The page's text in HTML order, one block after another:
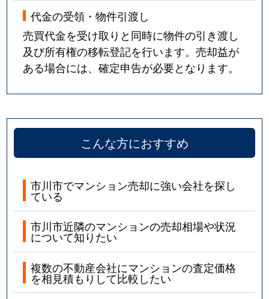
福栄
3,000万円 南行徳
徒歩15分
福栄
4,200万円 南行徳
徒歩14分
福栄
3,600万円 南行徳
徒歩14分
2,800万円 南行徳
福栄
福栄
2,000万円 南行徳
徒歩11分
福栄
2,600万円 南行徳
代金の受領・物件引渡し
売買代金を受け取りと同時に物件の引き渡し
及び所有権の移転登記を行います。売却益が
ある場合には、確定申告が必要となります。
こんな方におすすめ
市川市でマンション売却に強い会社を探し
ている
市川市近隣のマンションの売却相場や状況
について知りたい
複数の不動産会社にマンションの査定価格
を相見積もりして比較したい